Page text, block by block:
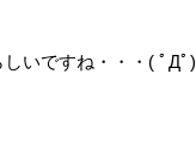
いですね・・・( ﾟДﾟ)